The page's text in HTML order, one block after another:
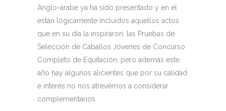
Anglo-árabe ya ha sido presentado y en él
están lógicamente incluidos aquellos actos
que en su día la inspiraron, las Pruebas de
Selección de Caballos Jóvenes de Concurso
Completo de Equitación, pero además este
año hay algunos alicientes que por su calidad
e interés no nos atrevemos a considerar
complementarios.